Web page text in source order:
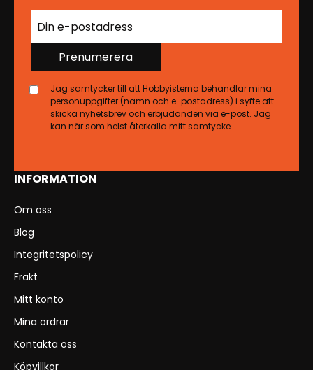
INFORMATION
Om oss
Blog
Integritetspolicy
Frakt
Mitt konto
Mina ordrar
Kontakta oss
Köpvillkor
Prenumerera
Jag samtycker till att Hobbyisterna behandlar mina
personuppgifter (namn och e-postadress) i syfte att
skicka nyhetsbrev och erbjudanden via e-post. Jag
kan när som helst återkalla mitt samtycke.